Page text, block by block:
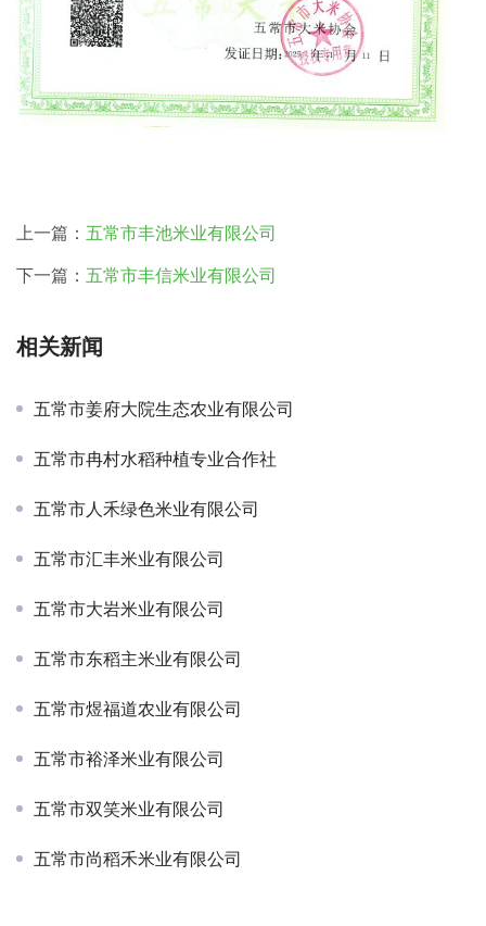
上一篇： 五常市丰池米业有限公司
下一篇： 五常市丰信米业有限公司
相关新闻
五常市姜府大院生态农业有限公司
五常市冉村水稻种植专业合作社
五常市人禾绿色米业有限公司
五常市汇丰米业有限公司
五常市大岩米业有限公司
五常市东稻主米业有限公司
五常市煜福道农业有限公司
五常市裕泽米业有限公司
五常市双笑米业有限公司
五常市尚稻禾米业有限公司